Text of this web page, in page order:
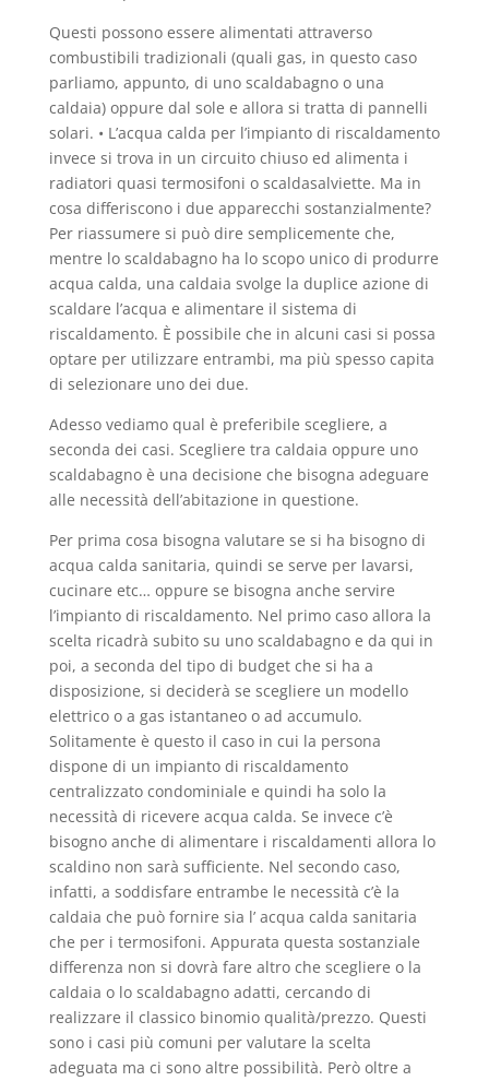
Questi possono essere alimentati attraverso
combustibili tradizionali (quali gas, in questo caso
parliamo, appunto, di uno scaldabagno o una
caldaia) oppure dal sole e allora si tratta di pannelli
solari. • L’acqua calda per l’impianto di riscaldamento
invece si trova in un circuito chiuso ed alimenta i
radiatori quasi termosifoni o scaldasalviette. Ma in
cosa differiscono i due apparecchi sostanzialmente?
Per riassumere si può dire semplicemente che,
mentre lo scaldabagno ha lo scopo unico di produrre
acqua calda, una caldaia svolge la duplice azione di
scaldare l’acqua e alimentare il sistema di
riscaldamento. È possibile che in alcuni casi si possa
optare per utilizzare entrambi, ma più spesso capita
di selezionare uno dei due.
Adesso vediamo qual è preferibile scegliere, a
seconda dei casi. Scegliere tra caldaia oppure uno
scaldabagno è una decisione che bisogna adeguare
alle necessità dell’abitazione in questione.
Per prima cosa bisogna valutare se si ha bisogno di
acqua calda sanitaria, quindi se serve per lavarsi,
cucinare etc… oppure se bisogna anche servire
l’impianto di riscaldamento. Nel primo caso allora la
scelta ricadrà subito su uno scaldabagno e da qui in
poi, a seconda del tipo di budget che si ha a
disposizione, si deciderà se scegliere un modello
elettrico o a gas istantaneo o ad accumulo.
Solitamente è questo il caso in cui la persona
dispone di un impianto di riscaldamento
centralizzato condominiale e quindi ha solo la
necessità di ricevere acqua calda. Se invece c’è
bisogno anche di alimentare i riscaldamenti allora lo
scaldino non sarà sufficiente. Nel secondo caso,
infatti, a soddisfare entrambe le necessità c’è la
caldaia che può fornire sia l’ acqua calda sanitaria
che per i termosifoni. Appurata questa sostanziale
differenza non si dovrà fare altro che scegliere o la
caldaia o lo scaldabagno adatti, cercando di
realizzare il classico binomio qualità/prezzo. Questi
sono i casi più comuni per valutare la scelta
adeguata ma ci sono altre possibilità. Però oltre a